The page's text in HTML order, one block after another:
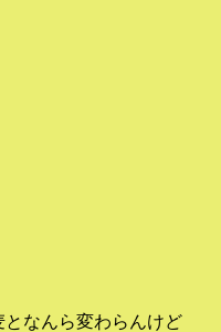
なんら変わらんけど